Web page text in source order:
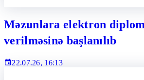
Məzunlara elektron
verilməsinə başlanılıb
22.07.26, 16:13